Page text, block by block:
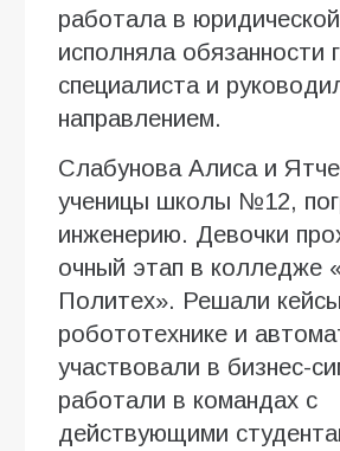
работала в
исполняла обязанности
специалиста и
направлением.
Слабунова Алиса и
ученицы школы №12,
инженерию. Девочки
очный этап в колледже
Политех». Решали
робототехнике и
участвовали в бизнес-
работали в командах с
действующими